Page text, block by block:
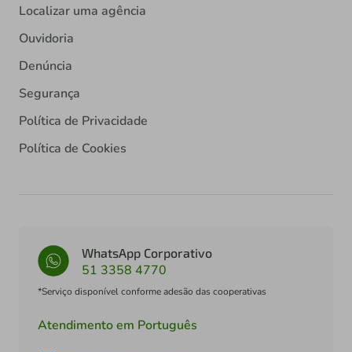
Localizar uma agência
Ouvidoria
Denúncia
Segurança
Política de Privacidade
Política de Cookies
WhatsApp Corporativo
51 3358 4770
*Serviço disponível conforme adesão das cooperativas
Atendimento em Português